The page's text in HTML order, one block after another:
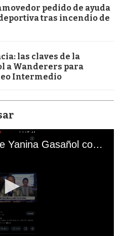
pedido de ayuda
tras incendio de
las claves de la
a Wanderers para
Intermedio
El mal momento de Yanina Gasañol con un hincha argentino en "Subrayado"